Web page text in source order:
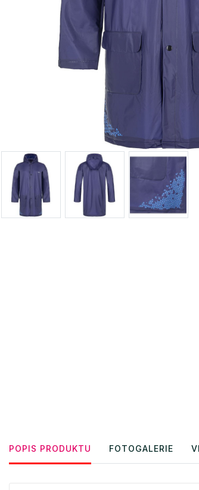
POPIS PRODUKTU FOTOGALERIE